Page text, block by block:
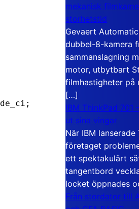
mekanisk
storhetstid
Gevaert
dubbel-8-kamera
sammanslagning
motor, utbytbart
filmhastigheter på
[…]
IBM ThinkPad
ut sina vingar
När IBM
företaget
ett spektakulärt
tangentbord
locket öppnades
Från stordator till